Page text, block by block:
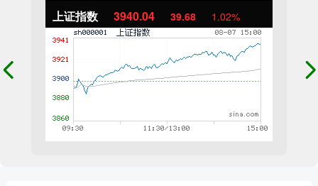
上证指数 3940.04 39.68 1.02%